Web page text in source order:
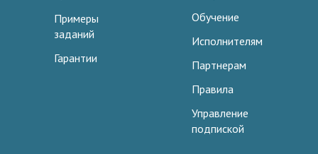
Примеры
заданий
Гарантии
Обучение
Исполнителям
Партнерам
Правила
Управление
подпиской